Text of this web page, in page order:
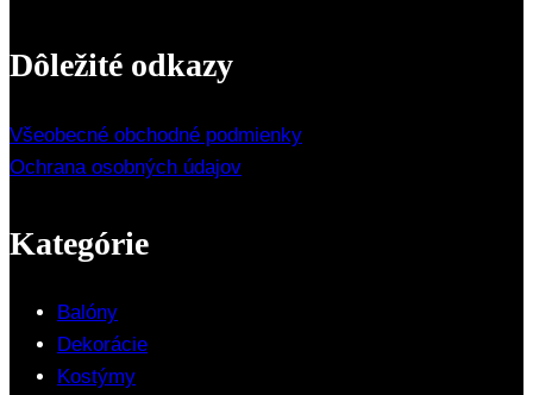
Dôležité odkazy
Všeobecné obchodné podmienky
Ochrana osobných údajov
Kategórie
Balóny
Dekorácie
Kostýmy